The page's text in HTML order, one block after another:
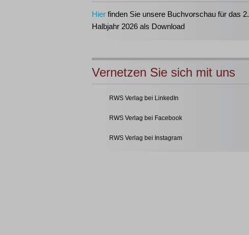
Hier finden Sie unsere Buchvorschau für das 2.
Halbjahr 2026 als Download
Vernetzen Sie sich mit uns
RWS Verlag bei LinkedIn
RWS Verlag bei Facebook
RWS Verlag bei Instagram